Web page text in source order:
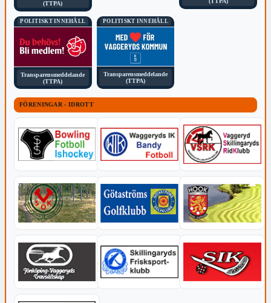
(TTPA)
POLITISKT INNEHÅLL
Transparensmeddelande
(TTPA)
POLITISKT INNEHÅLL
Transparensmeddelande
(TTPA)
FÖRENINGAR - IDROTT